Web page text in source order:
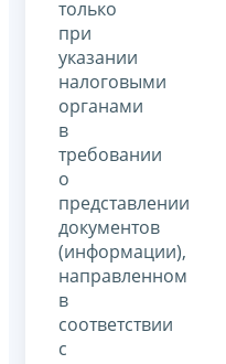
только
при
указании
налоговыми
органами
в
требовании
о
представлении
документов
(информации),
направленном
в
соответствии
с